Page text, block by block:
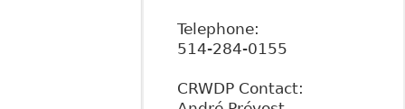
Telephone:
514-284-0155
CRWDP Contact: